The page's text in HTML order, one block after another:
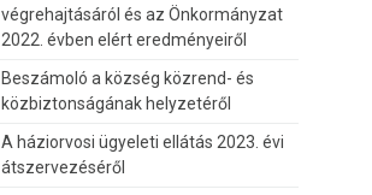
végrehajtásáról és az Önkormányzat
2022. évben elért eredményeiről
Beszámoló a község közrend- és
közbiztonságának helyzetéről
A háziorvosi ügyeleti ellátás 2023. évi
átszervezéséről